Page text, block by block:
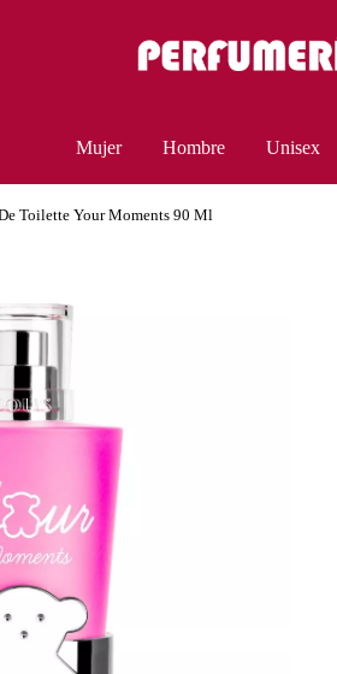
Mujer Hombre Unisex
Toilette Your Moments 90 Ml